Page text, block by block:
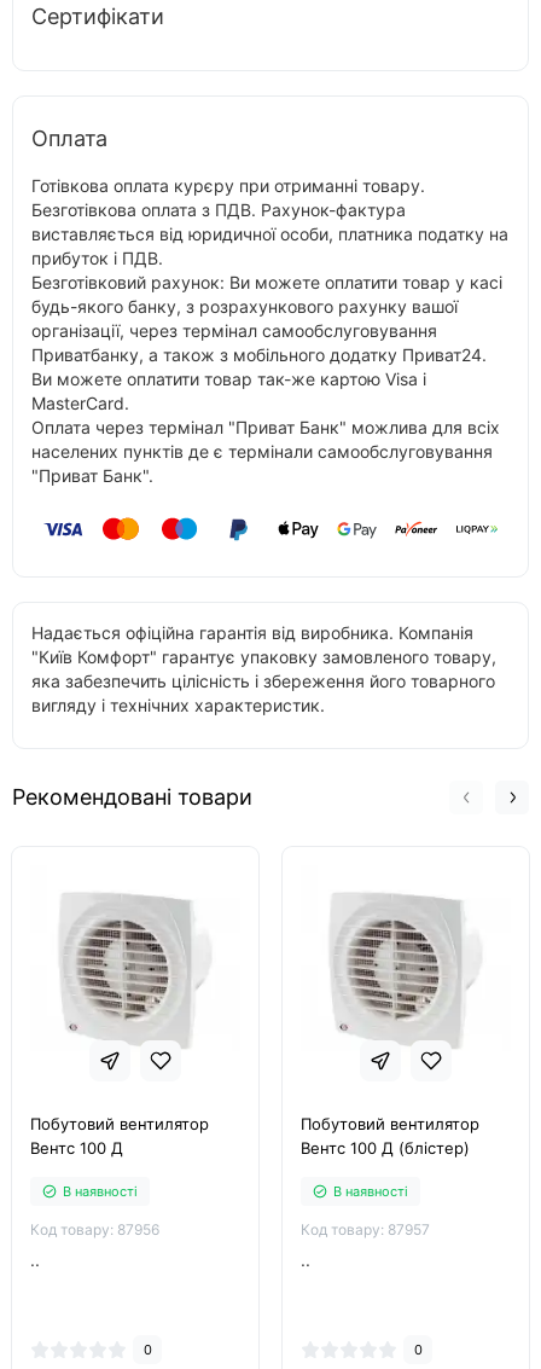
Сертифікати
Оплата
Готівкова оплата курєру при отриманні товару.
Безготівкова оплата з ПДВ. Рахунок-фактура
виставляється від юридичної особи, платника податку на
прибуток і ПДВ.
Безготівковий рахунок: Ви можете оплатити товар у касі
будь-якого банку, з розрахункового рахунку вашої
організації, через термінал самообслуговування
Приватбанку, а також з мобільного додатку Приват24.
Ви можете оплатити товар так-же картою Visa і
MasterCard.
Оплата через термінал "Приват Банк" можлива для всіх
населених пунктів де є термінали самообслуговування
"Приват Банк".
Надається офіційна гарантія від виробника. Компанія
"Київ Комфорт" гарантує упаковку замовленого товару,
яка забезпечить цілісність і збереження його товарного
вигляду і технічних характеристик.
Рекомендовані товари
Побутовий вентилятор
Вентс 100 Д
В наявності
Код товару: 87956
..
0
Побутовий вентилятор
Вентс 100 Д (блістер)
В наявності
Код товару: 87957
..
0